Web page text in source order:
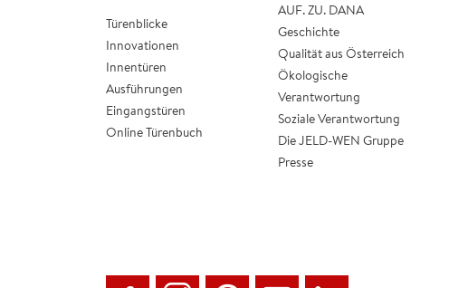
Türenblicke
Innovationen
Innentüren
Ausführungen
Eingangstüren
Online Türenbuch
AUF. ZU. DANA
Geschichte
Qualität aus Österreich
Ökologische
Verantwortung
Soziale Verantwortung
Die JELD-WEN Gruppe
Presse